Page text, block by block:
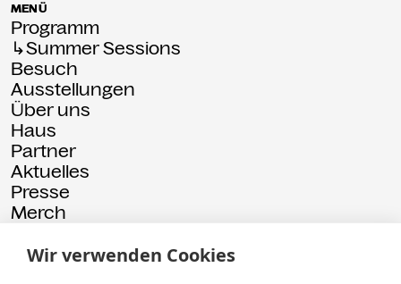
MENÜ
Programm
↳Summer Sessions
Besuch
Ausstellungen
Über uns
Haus
Partner
Aktuelles
Presse
Merch
© 2026 Kammgarn Impressum Datenschutz
Wir verwenden Cookies